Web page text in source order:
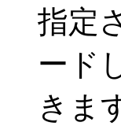
指定
ード
きま